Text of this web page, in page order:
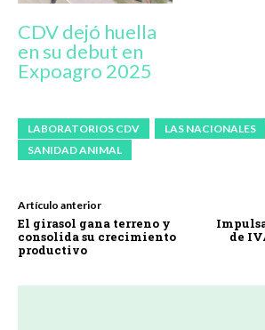
CDV dejó huella
en su debut en
Expoagro 2025
LABORATORIOS CDV
LAS NACIONALES
SANIDAD ANIMAL
Artículo anterior
El girasol gana terreno y
consolida su crecimiento
productivo
de